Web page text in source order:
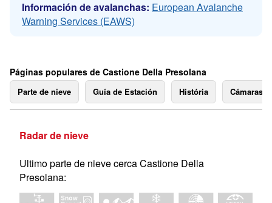
Información de avalanchas: European Avalanche
Warning Services (EAWS)
Páginas populares de Castione Della Presolana
Parte de nieve Guía de Estación História Cámaras
Radar de nieve
Ultimo parte de nieve cerca Castione Della
Presolana: